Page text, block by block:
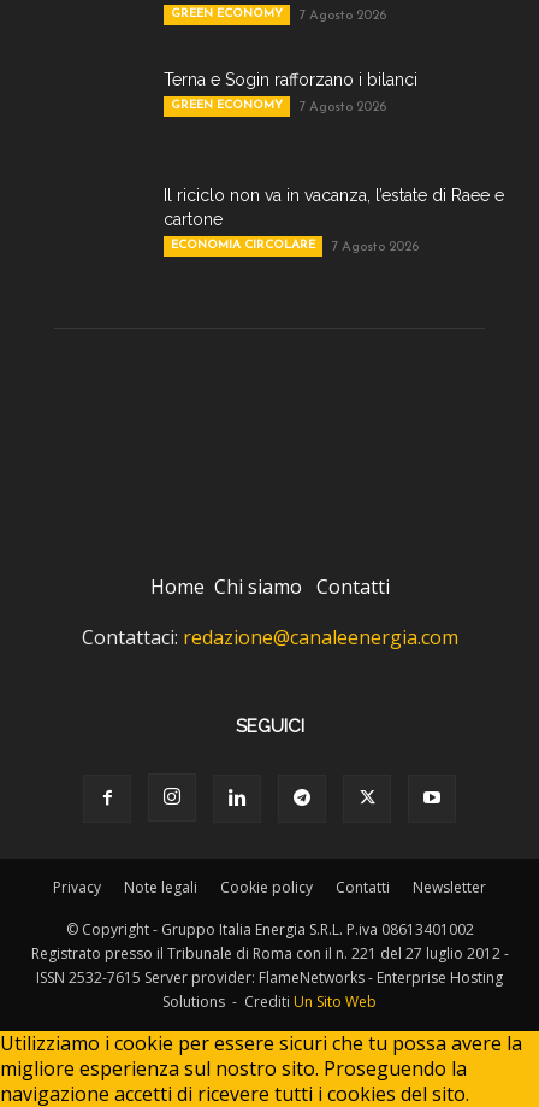
GREEN ECONOMY 7 Agosto 2026
Terna e Sogin rafforzano i bilanci
GREEN ECONOMY 7 Agosto 2026
Il riciclo non va in vacanza, l’estate di Raee e
cartone
ECONOMIA CIRCOLARE 7 Agosto 2026
Home Chi siamo Contatti
Contattaci: redazione@canaleenergia.com
SEGUICI
Privacy Note legali Cookie policy Contatti Newsletter
© Copyright - Gruppo Italia Energia S.R.L. P.iva 08613401002
Registrato presso il Tribunale di Roma con il n. 221 del 27 luglio 2012 -
ISSN 2532-7615 Server provider: FlameNetworks - Enterprise Hosting
Solutions - Crediti Un Sito Web
Utilizziamo i cookie per essere sicuri che tu possa avere la
migliore esperienza sul nostro sito. Proseguendo la
navigazione accetti di ricevere tutti i cookies del sito.